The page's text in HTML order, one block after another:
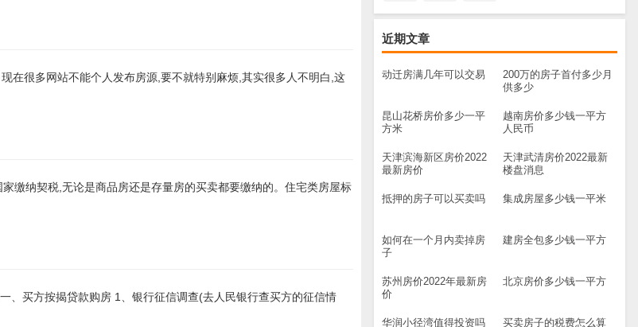
近期文章
动迁房满几年可以交易
200万的房子首付多少月
供多少
昆山花桥房价多少一平
方米
越南房价多少钱一平方
人民币
天津滨海新区房价2022
最新房价
天津武清房价2022最新
楼盘消息
抵押的房子可以买卖吗 集成房屋多少钱一平米
如何在一个月内卖掉房
子
建房全包多少钱一平方
苏州房价2022年最新房
价
北京房价多少钱一平方
华润小径湾值得投资吗 买卖房子的税费怎么算
在很多网站不能个人发布房源,要不就特别麻烦,其实很多人不明白,这
缴纳契税,无论是商品房还是存量房的买卖都要缴纳的。住宅类房屋标
、买方按揭贷款购房 1、银行征信调查(去人民银行查买方的征信情